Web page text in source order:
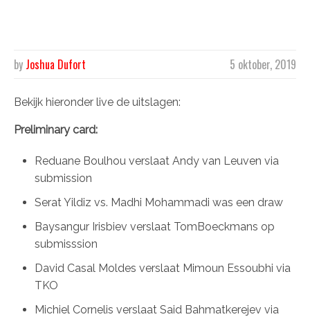
5 oktober, 2019
by Joshua Dufort
Bekijk hieronder live de uitslagen:
Preliminary card:
Reduane Boulhou verslaat Andy van Leuven via
submission
Serat Yildiz vs. Madhi Mohammadi was een draw
Baysangur Irisbiev verslaat TomBoeckmans op
submisssion
David Casal Moldes verslaat Mimoun Essoubhi via
TKO
Michiel Cornelis verslaat Said Bahmatkerejev via